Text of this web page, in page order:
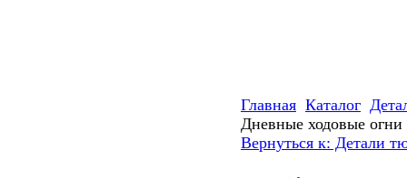
Главная Каталог
Дневные ходовые огни
Вернуться к: Детали